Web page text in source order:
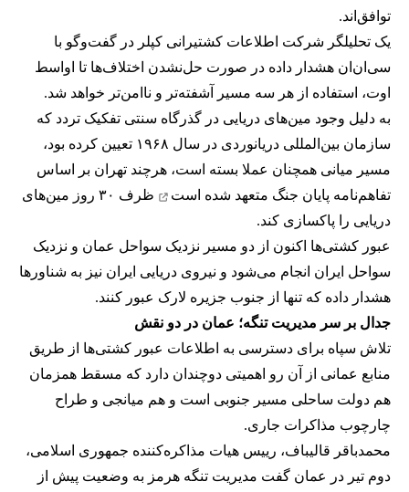
توافق‌اند.
یک تحلیلگر شرکت اطلاعات کشتیرانی کپلر در گفت‌و‌گو با
سی‌ان‌ان هشدار داده در صورت حل‌نشدن اختلاف‌ها تا اواسط
اوت، استفاده از هر سه مسیر آشفته‌تر و ناامن‌تر خواهد شد.
به دلیل وجود مین‌های دریایی در گذرگاه سنتی تفکیک تردد که
سازمان بین‌المللی دریانوردی در سال ۱۹۶۸ تعیین کرده بود،
مسیر میانی همچنان عملا بسته است، هرچند تهران بر اساس
تفاهم‌نامه پایان جنگ متعهد شده است
ظرف ۳۰ روز مین‌های
دریایی را پاکسازی کند.
عبور کشتی‌ها اکنون از دو مسیر نزدیک سواحل عمان و نزدیک
سواحل ایران انجام می‌شود و نیروی دریایی ایران نیز به شناورها
هشدار داده که تنها از جنوب جزیره لارک عبور کنند.
جدال بر سر مدیریت تنگه؛ عمان در دو نقش
تلاش سپاه برای دسترسی به اطلاعات عبور کشتی‌ها از طریق
منابع عمانی از آن رو اهمیتی دوچندان دارد که مسقط همزمان
هم دولت ساحلی مسیر جنوبی است و هم میانجی و طراح
چارچوب مذاکرات جاری.
محمدباقر قالیباف، رییس هیات مذاکره‌کننده جمهوری اسلامی،
دوم تیر در عمان گفت مدیریت تنگه هرمز به وضعیت پیش از